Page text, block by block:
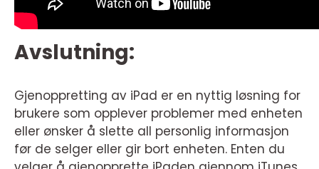
Avslutning:
Gjenoppretting av iPad er en nyttig løsning for
brukere som opplever problemer med enheten
eller ønsker å slette all personlig informasjon
før de selger eller gir bort enheten. Enten du